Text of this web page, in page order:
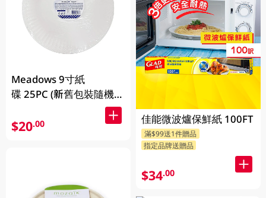
Meadows 9寸紙
碟 25PC (新舊包裝隨機發
$20.00 佳能微波爐保鮮紙 100FT
滿$99送1件贈品
指定品牌送贈品
$34.00